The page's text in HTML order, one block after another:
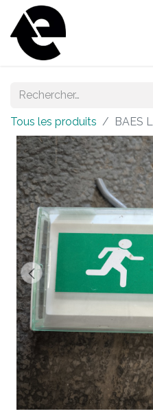
Tous les produits BAES